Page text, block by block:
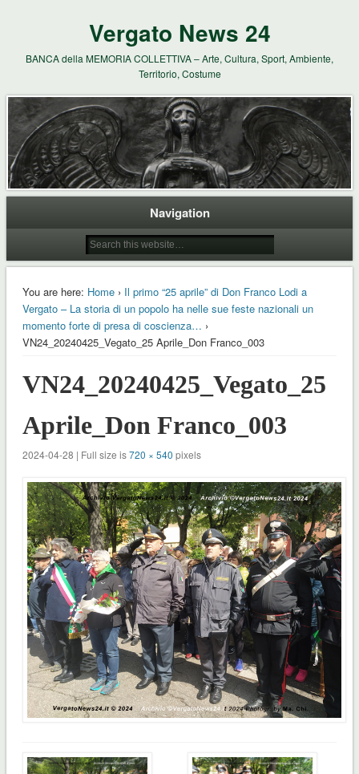
Vergato News 24
BANCA della MEMORIA COLLETTIVA – Arte, Cultura, Sport, Ambiente,
Territorio, Costume
Navigation
You are here: Home› Il primo “25 aprile” di Don Franco Lodi a
Vergato – La storia di un popolo ha nelle sue feste nazionali un
momento forte di presa di coscienza… ›
VN24_20240425_Vegato_25 Aprile_Don Franco_003
VN24_20240425_Vegato_25
Aprile_Don Franco_003
2024-04-28 | Full size is720 × 540 pixels